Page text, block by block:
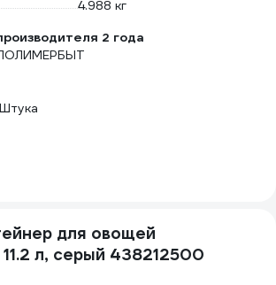
4.988 кг
2 года
для овощей
л, серый 438212500